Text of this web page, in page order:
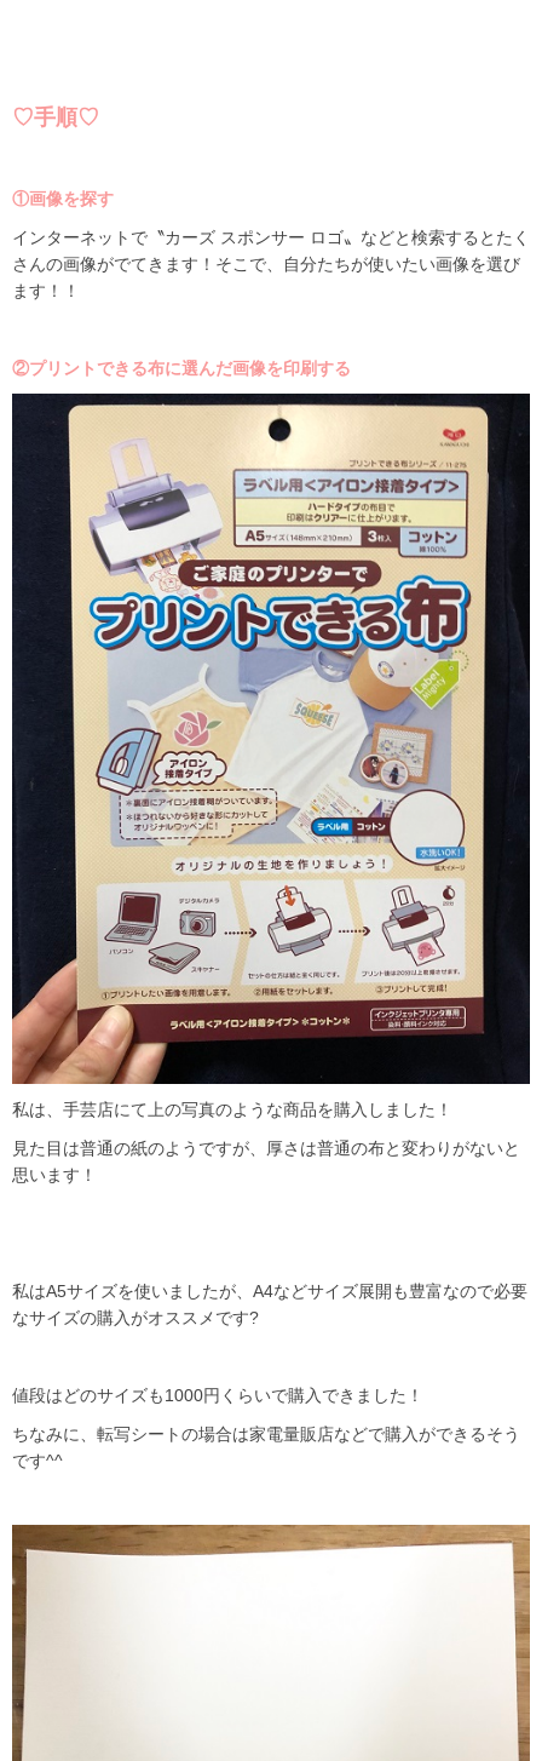
♡手順♡
①画像を探す
インターネットで〝カーズ スポンサー ロゴ〟などと検索するとたく
さんの画像がでてきます！そこで、自分たちが使いたい画像を選び
ます！！
②プリントできる布に選んだ画像を印刷する
私は、手芸店にて上の写真のような商品を購入しました！
見た目は普通の紙のようですが、厚さは普通の布と変わりがないと
思います！
私はA5サイズを使いましたが、 A4などサイズ展開も豊富なので必要
なサイズの購入がオススメです?
値段はどのサイズも1000円くらいで購入できました！
ちなみに、転写シートの場合は家電量販店などで購入ができるそう
です^^